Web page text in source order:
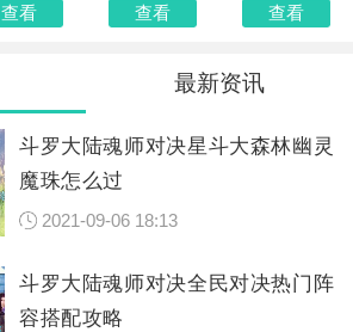
查看 查看 查看
最新资讯
斗罗大陆魂师对决星斗大森林幽灵
魔珠怎么过
2021-09-06 18:13
斗罗大陆魂师对决全民对决热门阵
容搭配攻略